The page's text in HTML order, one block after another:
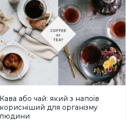
Кава або чай: який з напоїв
корисніший для організму
людини